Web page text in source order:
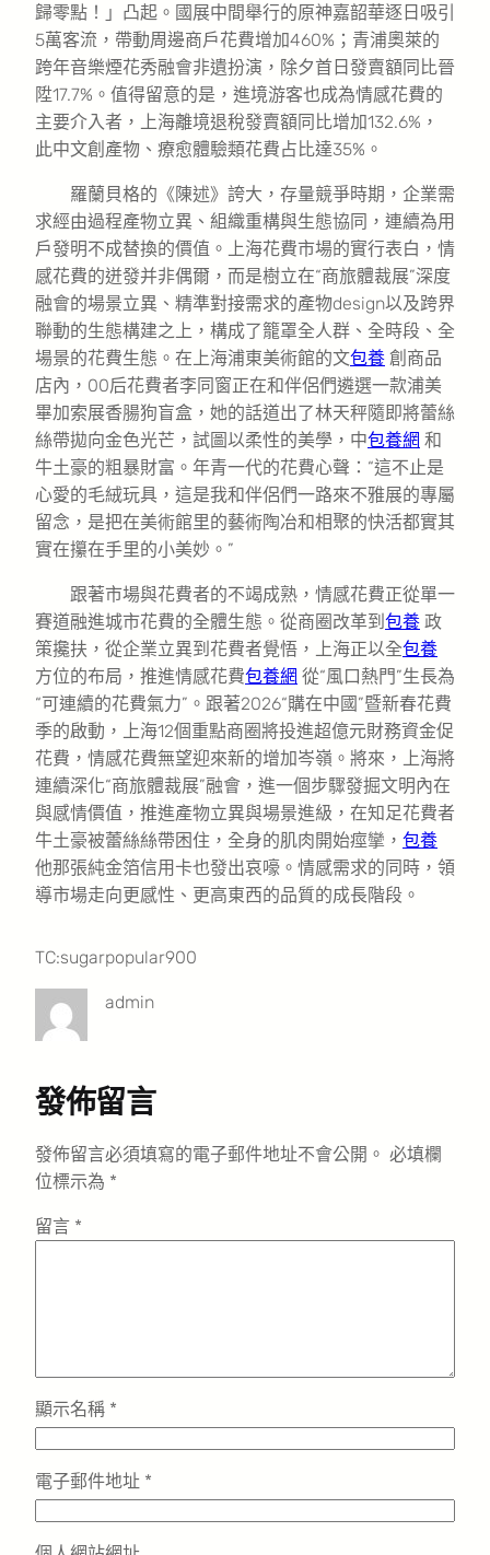
歸零點！」凸起。國展中間舉行的原神嘉韶華逐日吸引
5萬客流，帶動周邊商戶花費增加460%；青浦奧萊的
跨年音樂煙花秀融會非遺扮演，除夕首日發賣額同比晉
陞17.7%。值得留意的是，進境游客也成為情感花費的
主要介入者，上海離境退稅發賣額同比增加132.6%，
此中文創產物、療愈體驗類花費占比達35%。
羅蘭貝格的《陳述》誇大，存量競爭時期，企業需
求經由過程產物立異、組織重構與生態協同，連續為用
戶發明不成替換的價值。上海花費市場的實行表白，情
感花費的迸發并非偶爾，而是樹立在“商旅體裁展”深度
融會的場景立異、精準對接需求的產物design以及跨界
聯動的生態構建之上，構成了籠罩全人群、全時段、全
場景的花費生態。在上海浦東美術館的文包養 創商品
店內，00后花費者李同窗正在和伴侶們遴選一款浦美
畢加索展香腸狗盲盒，她的話道出了林天秤隨即將蕾絲
絲帶拋向金色光芒，試圖以柔性的美學，中包養網 和
牛土豪的粗暴財富。年青一代的花費心聲：“這不止是
心愛的毛絨玩具，這是我和伴侶們一路來不雅展的專屬
留念，是把在美術館里的藝術陶冶和相聚的快活都實其
實在攥在手里的小美妙。”
跟著市場與花費者的不竭成熟，情感花費正從單一
賽道融進城市花費的全體生態。從商圈改革到 包養 政
策攙扶，從企業立異到花費者覺悟，上海正以全包養
方位的布局，推進情感花費包養網 從“風口熱門”生長為
“可連續的花費氣力”。跟著2026“購在中國”暨新春花費
季的啟動，上海12個重點商圈將投進超億元財務資金促
花費，情感花費無望迎來新的增加岑嶺。將來，上海將
連續深化“商旅體裁展”融會，進一個步驟發掘文明內在
與感情價值，推進產物立異與場景進級，在知足花費者
牛土豪被蕾絲絲帶困住，全身的肌肉開始痙攣， 包養
他那張純金箔信用卡也發出哀嚎。情感需求的同時，領
導市場走向更感性、更高東西的品質的成長階段。
TC:sugarpopular900
admin
發佈留言
發佈留言必須填寫的電子郵件地址不會公開。 必填欄
位標示為 *
留言 *
顯示名稱 *
電子郵件地址 *